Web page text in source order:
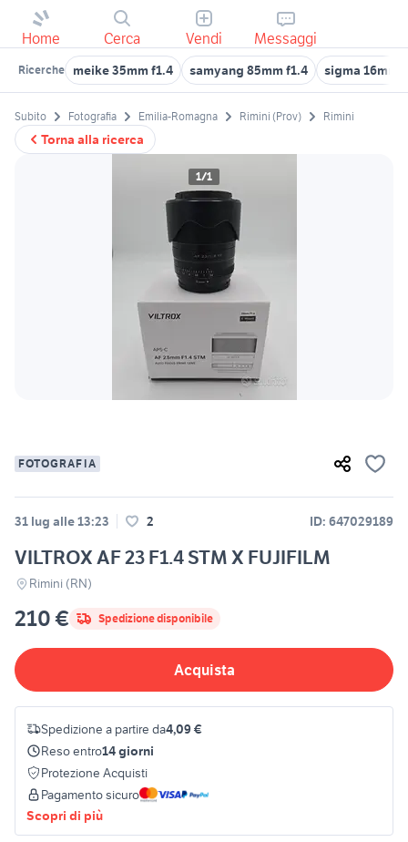
Home Cerca Vendi Messaggi
Ricerche meike 35mm f1.4 samyang 85mm f1.4 sigma 16mm
Torna alla ricerca
Subito Fotografia Emilia-Romagna Rimini (Prov) Rimini
1/1
FOTOGRAFIA
31 lug alle 13:23 2 ID: 647029189
VILTROX AF 23 F1.4 STM X FUJIFILM
Rimini (RN)
210 € Spedizione disponibile
Acquista
Spedizione a partire da4,09 €
Reso entro14 giorni
Protezione Acquisti
Pagamento sicuro
Scopri di più